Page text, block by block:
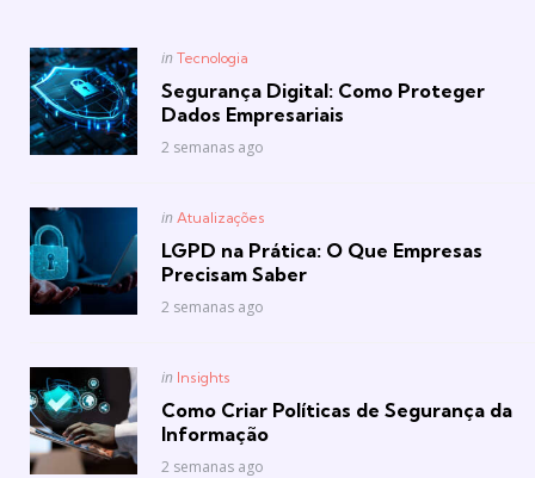
Posted
in Tecnologia
Segurança Digital: Como Proteger
Dados Empresariais
2 semanas ago
Posted
in Atualizações
LGPD na Prática: O Que Empresas
Precisam Saber
2 semanas ago
Posted
in Insights
Como Criar Políticas de Segurança da
Informação
2 semanas ago